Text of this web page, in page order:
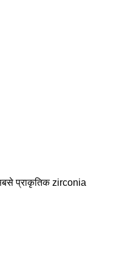
प्राकृतिक zirconia